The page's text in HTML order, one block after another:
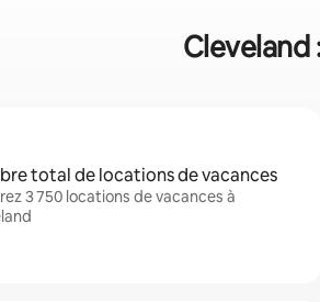
Cleveland
total de locations de vacances
3 750 locations de vacances à